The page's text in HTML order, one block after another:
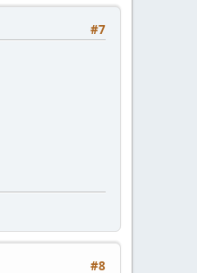
#7
#8